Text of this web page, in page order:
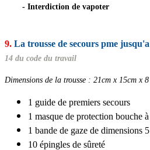
- Interdiction de vapoter
9. La trousse de secours pme
14 du code du travail
Dimensions de la trousse : 21cm x 15cm x
1 guide de premiers secours
1 masque de protection bouche
1 bande de gaze de dimensions
10 épingles de sûreté